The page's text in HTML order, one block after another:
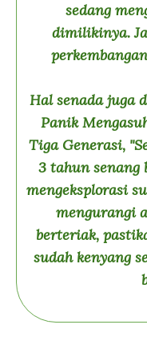
sedang
dimilikinya.
Hal senada juga
Panik
Tiga Generasi,
3 tahun senang
mengeksplorasi
mengurangi
berteriak,
sudah kenyang